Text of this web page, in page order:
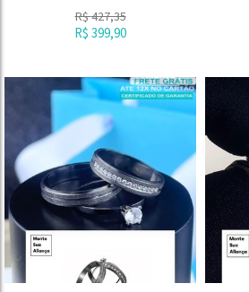
R$427,35
R$ 399,90